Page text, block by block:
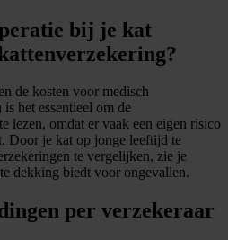
bij je kat
de kosten voor medisch
het essentieel om de
lezen, omdat er vaak een eigen risico
Door je kat op jonge leeftijd te
te vergelijken, zie je
dekking biedt voor ongevallen.
per verzekeraar